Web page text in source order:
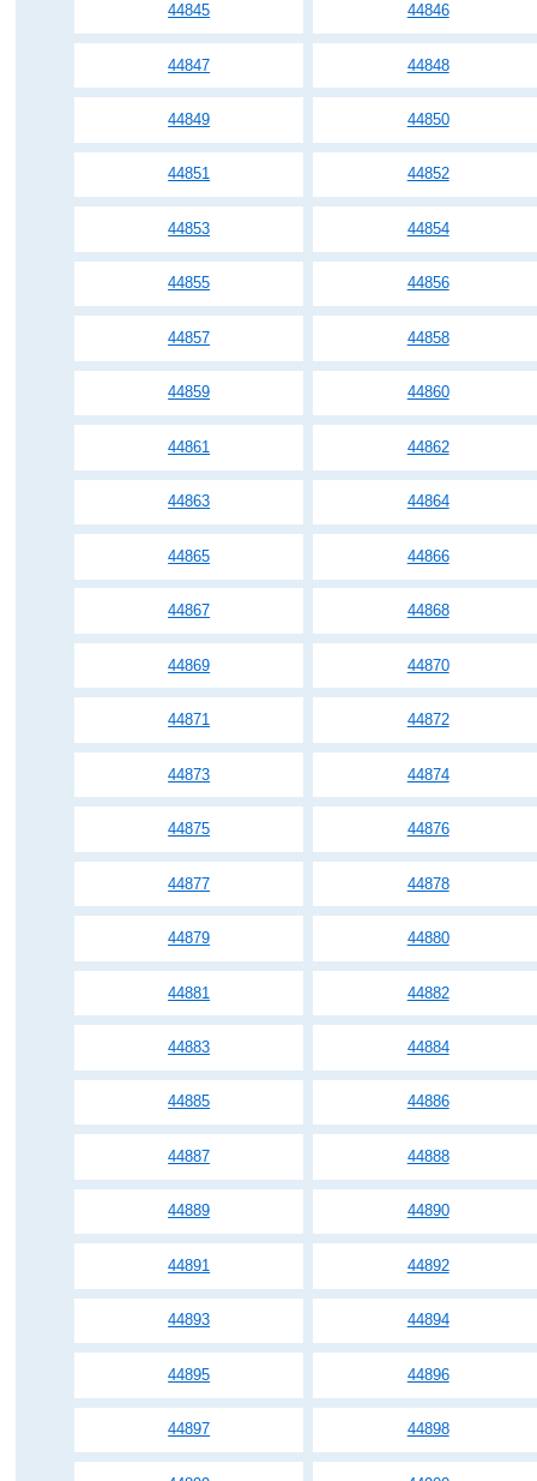
44845 44846
44847 44848
44849 44850
44851 44852
44853 44854
44855 44856
44857 44858
44859 44860
44861 44862
44863 44864
44865 44866
44867 44868
44869 44870
44871 44872
44873 44874
44875 44876
44877 44878
44879 44880
44881 44882
44883 44884
44885 44886
44887 44888
44889 44890
44891 44892
44893 44894
44895 44896
44897 44898